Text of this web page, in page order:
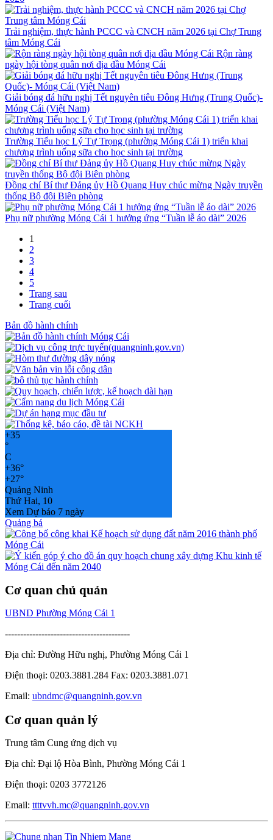
Trải nghiệm, thực hành PCCC và CNCH năm 2026 tại Chợ Trung
tâm Móng Cái
Rộn ràng
ngày hội tòng quân nơi địa đầu Móng Cái
Giải bóng đá hữu nghị Tết nguyên tiêu Đông Hưng (Trung Quốc)-
Móng Cái (Việt Nam)
Trường Tiểu học Lý Tự Trọng (phường Móng Cái 1) triển khai
chương trình uống sữa cho học sinh tại trường
Đồng chí Bí thư Đảng ủy Hồ Quang Huy chúc mừng Ngày truyền
thống Bộ đội Biên phòng
Phụ nữ phường Móng Cái 1 hưởng ứng “Tuần lễ áo dài” 2026
1
2
3
4
5
Trang sau
Trang cuối
Bản đồ hành chính
+35
°
C
+36°
+27°
Quảng Ninh
Thứ Hai, 10
Xem Dự báo 7 ngày
Quảng bá
Cơ quan chủ quản
UBND Phường Móng Cái 1
-----------------------------------------
Địa chỉ: Đường Hữu nghị, Phường Móng Cái 1
Điện thoại: 0203.3881.284 Fax: 0203.3881.071
Email: ubndmc@quangninh.gov.vn
Cơ quan quản lý
Trung tâm Cung ứng dịch vụ
Địa chỉ: Đại lộ Hòa Bình, Phường Móng Cái 1
Điện thoại: 0203 3772126
Email: ttttvvh.mc@quangninh.gov.vn